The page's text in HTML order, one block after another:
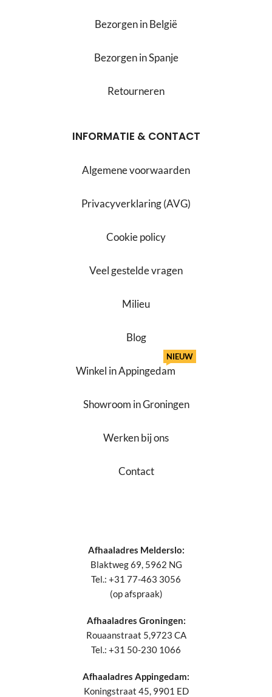
Bezorgen in België
Bezorgen in Spanje
Retourneren
INFORMATIE & CONTACT
Algemene voorwaarden
Privacyverklaring (AVG)
Cookie policy
Veel gestelde vragen
Milieu
Blog
Winkel in Appingedam
NIEUW
Showroom in Groningen
Werken bij ons
Contact
Afhaaladres Melderslo:
Blaktweg 69, 5962 NG
Tel.: +31 77-463 3056
(op afspraak)
Afhaaladres Groningen:
Rouaanstraat 5,9723 CA
Tel.: +31 50-230 1066
Afhaaladres Appingedam:
Koningstraat 45, 9901 ED